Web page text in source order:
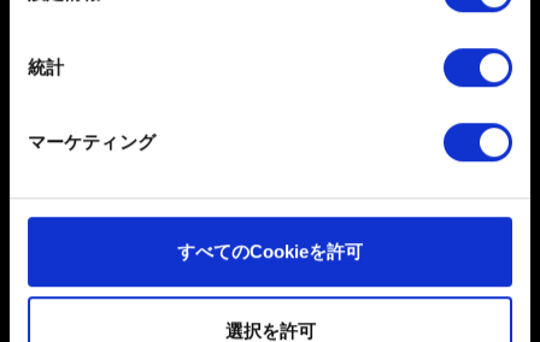
ください。「Cookie宣言」からいつでも同意を変更また
だくために必要なものです。その他のCookieは、ウェブ
サイトの品質向上のために、オプションとして技術的お
た、ソーシャルメディア上などでお客様が興味を持ちそ
うなコンテンツをお届けするために、一部のCookieをパ
これらのオプションが有効になることはありません。
統計
マーケティング
すべてのCookieを許可
選択を許可
ソーシャルメディア